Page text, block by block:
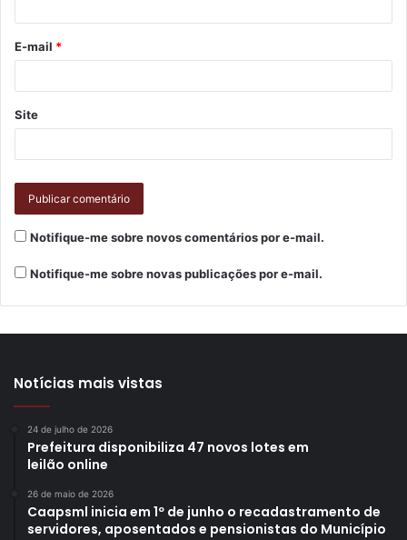
E-mail *
Site
Notifique-me sobre novos comentários por e-mail.
Notifique-me sobre novas publicações por e-mail.
Notícias mais vistas
24 de julho de 2026
Prefeitura disponibiliza 47 novos lotes em
leilão online
26 de maio de 2026
Caapsml inicia em 1º de junho o recadastramento de
servidores, aposentados e pensionistas do Município